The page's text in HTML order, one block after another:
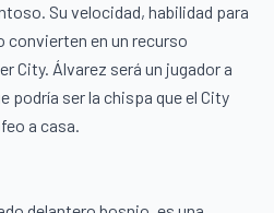
Su velocidad, habilidad para
convierten en un recurso
City. Álvarez será un jugador a
podría ser la chispa que el City
a casa.